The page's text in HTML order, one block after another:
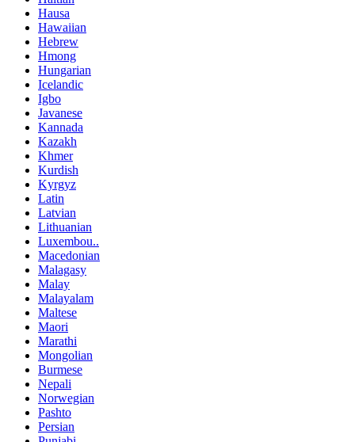
Hausa
Hawaiian
Hebrew
Hmong
Hungarian
Icelandic
Igbo
Javanese
Kannada
Kazakh
Khmer
Kurdish
Kyrgyz
Latin
Latvian
Lithuanian
Luxembou..
Macedonian
Malagasy
Malay
Malayalam
Maltese
Maori
Marathi
Mongolian
Burmese
Nepali
Norwegian
Pashto
Persian